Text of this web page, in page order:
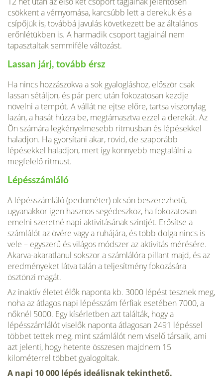
csökkent a vérnyomása, karcsúbb lett a derekuk és a
csípőjük is, továbbá javulás következett be az általános
erőnlétükben is. A harmadik csoport tagjainál nem
tapasztaltak semmiféle változást.
Lassan járj, tovább érsz
Ha nincs hozzászokva a sok gyalogláshoz, először csak
lassan sétáljon, és pár perc után fokozatosan kezdje
növelni a tempót. A vállát ne ejtse előre, tartsa viszonylag
lazán, a hasát húzza be, megtámasztva ezzel a derekát. Az
Ön számára legkényelmesebb ritmusban és lépésekkel
haladjon. Ha gyorsítani akar, rövid, de szaporább
lépésekkel haladjon, mert így könnyebb megtalálni a
megfelelő ritmust.
Lépésszámláló
A lépésszámláló (pedométer) olcsón beszerezhető,
ugyanakkor igen hasznos segédeszköz, ha fokozatosan
emelni szeretné napi aktivitásának szintjét. Erősítse a
számlálót az övére vagy a ruhájára, és több dolga nincs is
vele – egyszerű és világos módszer az aktivitás mérésére.
Akarva-akaratlanul sokszor a számlálóra pillant majd, és az
eredményeket látva talán a teljesítmény fokozására
ösztönzi magát.
Az inaktív életet élők naponta kb. 3000 lépést tesznek meg,
noha az átlagos napi lépésszám férfiak esetében 7000, a
nőknél 5000. Egy kísérletben azt találták, hogy a
lépésszámlálót viselők naponta átlagosan 2491 lépéssel
többet tettek meg, mint számlálót nem viselő társaik, ami
azt jelenti, hogy hetente összesen majdnem 15
kilométerrel többet gyalogoltak.
A napi 10 000 lépés ideálisnak tekinthető.